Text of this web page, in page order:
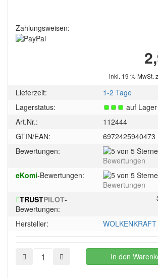
Zahlungsweisen:
inkl. 19 % MwSt.
Lieferzeit:
1-2 Tage
Lagerstatus:
auf Lager
Art.Nr.:
112444
GTIN/EAN:
6972425940473
Bewertungen:
Bewertungen
eKomi-Bewertungen:
Bewertungen
TRUSTPILOT-
Bewertungen:
Hersteller:
WOLKENKRAFT
In den